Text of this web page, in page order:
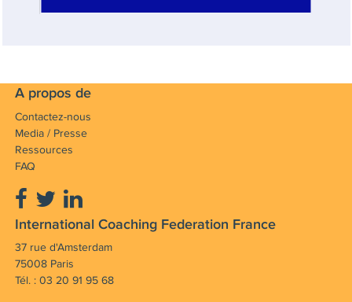
A propos de
Contactez-nous
Media / Presse
Ressources
FAQ
International Coaching Federation France
37 rue d'Amsterdam
75008 Paris
Tél. : 03 20 91 95 68